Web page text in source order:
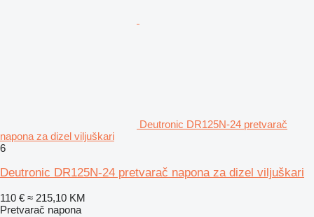
Deutronic DR125N-24 pretvarač
napona za dizel viljuškari
6
Deutronic DR125N-24 pretvarač napona za dizel viljuškari
110 € ≈ 215,10 KM
Pretvarač napona